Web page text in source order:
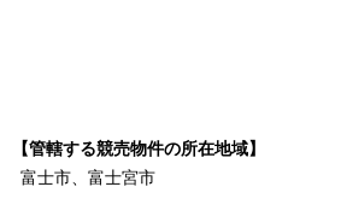
【管轄する競売物件の所在地域】
富士市、富士宮市